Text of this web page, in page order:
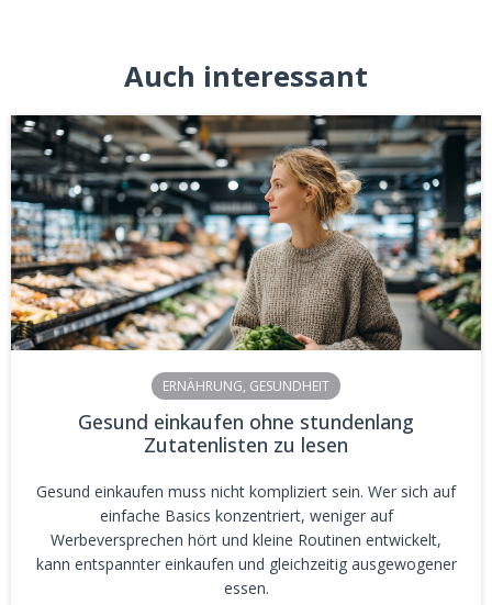
Auch interessant
ERNÄHRUNG, GESUNDHEIT
Gesund einkaufen ohne stundenlang
Zutatenlisten zu lesen
Gesund einkaufen muss nicht kompliziert sein. Wer sich auf
einfache Basics konzentriert, weniger auf
Werbeversprechen hört und kleine Routinen entwickelt,
kann entspannter einkaufen und gleichzeitig ausgewogener
essen.